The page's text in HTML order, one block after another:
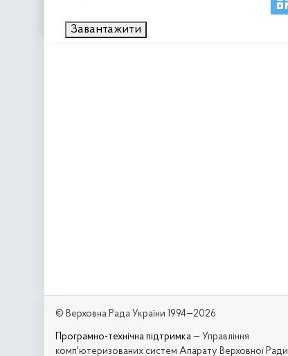
Завантажити
© Верховна Рада України 1994—2026
Програмно-технічна підтримка — Управління
комп'ютеризованих систем Апарату Верховної Ради